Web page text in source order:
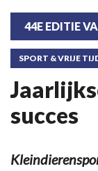
44E EDITIE
SPORT & VRIJE
succes